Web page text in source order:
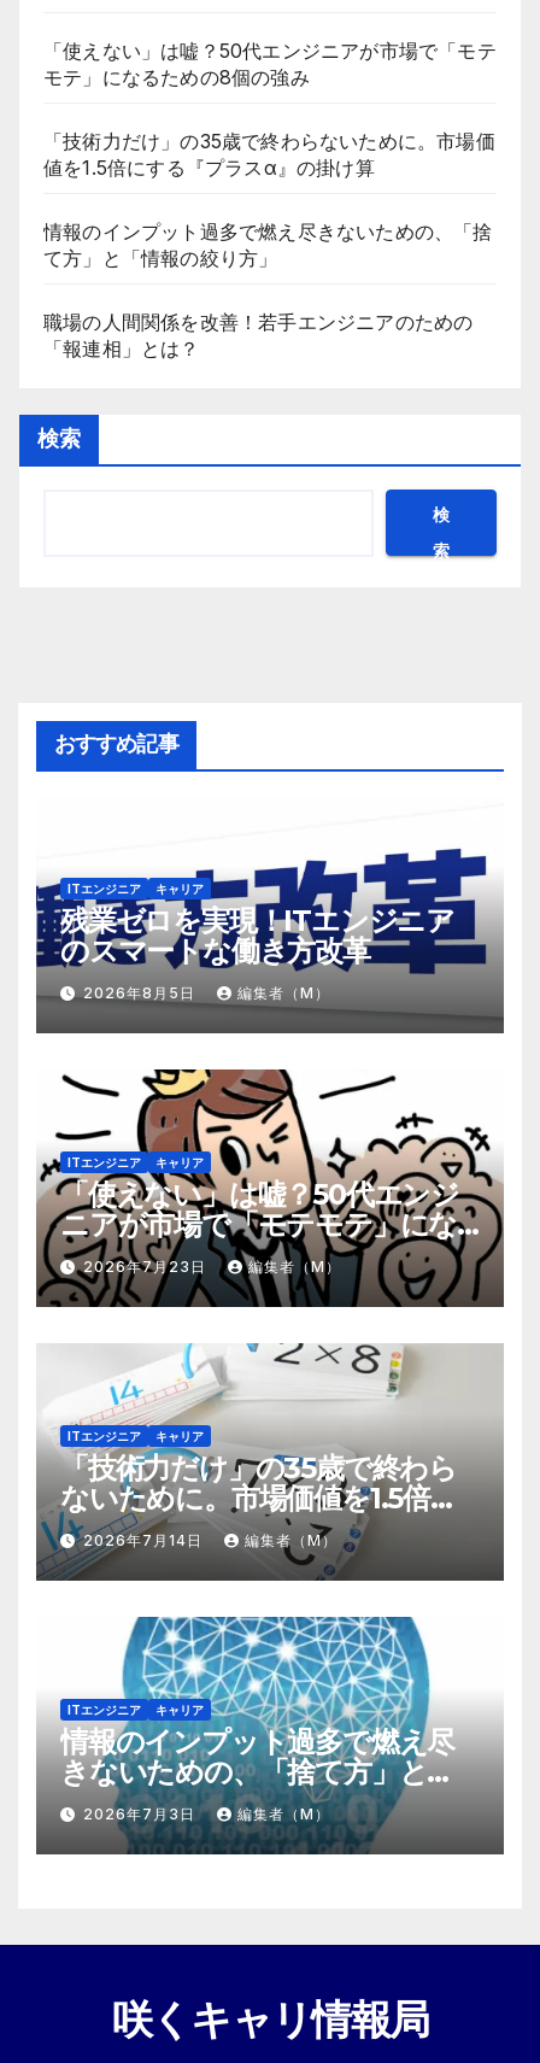
「使えない」は嘘？50代エンジニアが市場で「モテ
モテ」になるための8個の強み
「技術力だけ」の35歳で終わらないために。市場価
値を1.5倍にする『プラスα』の掛け算
情報のインプット過多で燃え尽きないための、「捨
て方」と「情報の絞り方」
職場の人間関係を改善！若手エンジニアのための
「報連相」とは？
検索
検
索
おすすめ記事
ITエンジニア キャリア
残業ゼロを実現！ITエンジニア
のスマートな働き方改革
2026年8月5日 編集者（M）
ITエンジニア キャリア
「使えない」は嘘？50代エンジ
ニアが市場で「モテモテ」にな
るための8個の強み
2026年7月23日 編集者（M）
ITエンジニア キャリア
「技術力だけ」の35歳で終わら
ないために。市場価値を1.5倍に
する『プラスα』の掛け算
2026年7月14日 編集者（M）
ITエンジニア キャリア
情報のインプット過多で燃え尽
きないための、「捨て方」と
「情報の絞り方」
2026年7月3日 編集者（M）
咲くキャリ情報局